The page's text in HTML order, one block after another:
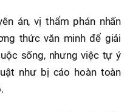
án, vị thẩm phán nhấn
thức văn minh để giải
sống, nhưng việc tự ý
như bị cáo hoàn toàn